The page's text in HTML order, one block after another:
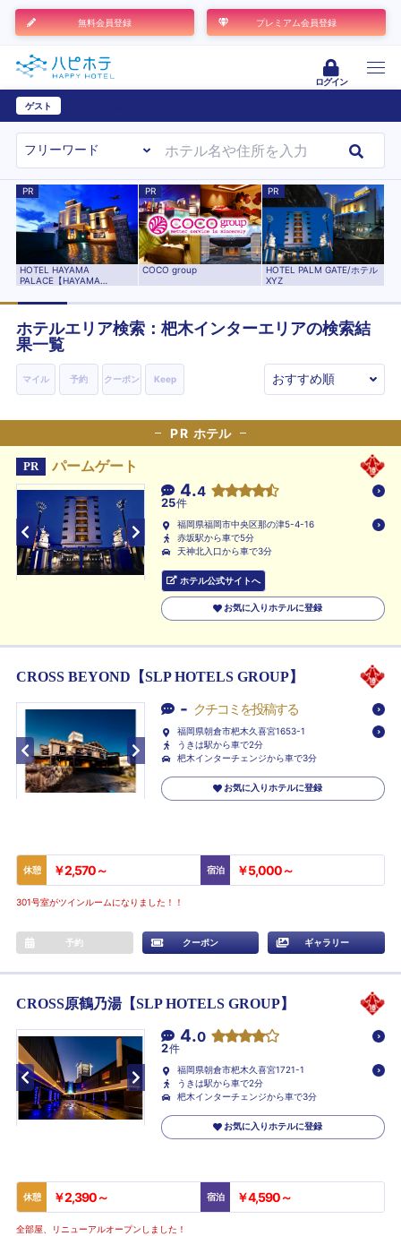
無料会員登録 プレミアム会員登録
ログイン
ゲスト
PR
HOTEL HAYAMA
PALACE【HAYAMA
PR
COCO group
PR
HOTEL PALM GATE/ホテル
XYZ
ホテルエリア検索：杷木インターエリアの検索結
果一覧
マイル 予約 クーポン Keep
PR ホテル
PR パームゲート
4.4
25件
福岡県福岡市中央区那の津5-4-16
赤坂駅から車で5分
天神北入口から車で3分
ホテル公式サイトへ
お気に入りホテルに登録
CROSS BEYOND【SLP HOTELS GROUP】
- クチコミを投稿する
福岡県朝倉市杷木久喜宮1653-1
うきは駅から車で2分
杷木インターチェンジから車で3分
お気に入りホテルに登録
休憩 ￥2,570～ 宿泊 ￥5,000～
301号室がツインルームになりました！！
予約 クーポン ギャラリー
CROSS原鶴乃湯【SLP HOTELS GROUP】
4.0
2件
福岡県朝倉市杷木久喜宮1721-1
うきは駅から車で2分
杷木インターチェンジから車で3分
お気に入りホテルに登録
休憩 ￥2,390～ 宿泊 ￥4,590～
全部屋、リニューアルオープンしました！